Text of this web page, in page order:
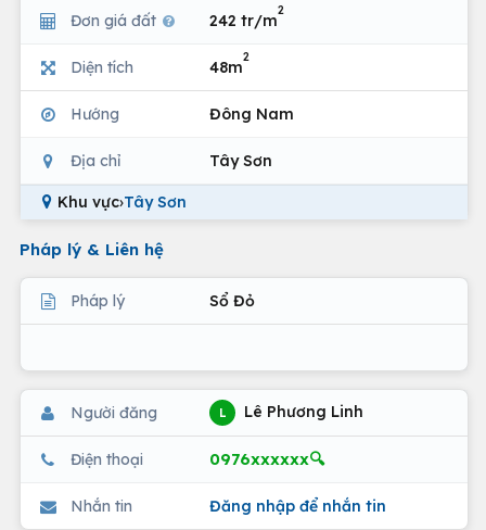
Đơn giá đất 242 tr/m
2
Diện tích 48m
2
Hướng Đông Nam
Địa chỉ Tây Sơn
Khu vực›Tây Sơn
Pháp lý & Liên hệ
Pháp lý Sổ Đỏ
Người đăng L Lê Phương Linh
Điện thoại 0976xxxxxx🔍
Nhắn tin Đăng nhập để nhắn tin